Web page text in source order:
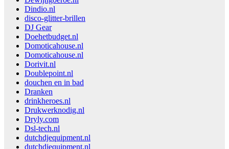
Dindio.nl
disco-glitter-brillen
DJ Gear
Doehetbudget.nl
Domoticahouse.nl
Domoticahouse.nl
Dorivit.nl
Doublepoint.nl
douchen en in bad
Dranken
drinkheroes.nl
Drukwerknodig.nl
Dryly.com
Dsl-tech.nl
dutchdjequipment.nl
dutchdjequipment.nl